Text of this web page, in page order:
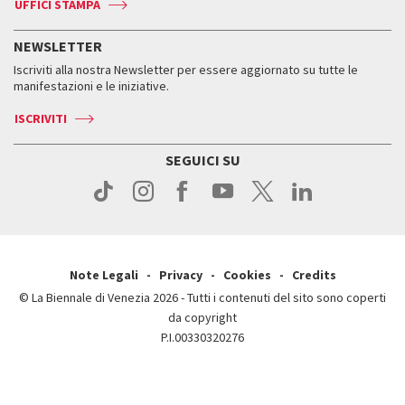
Press
Accrediti
Come raggiungerci
Come raggiungerci
Contatti
Press
Press
Orari e sedi
Biglietti
Servizi al pubblico
Come raggiungerci
Contatti
ASAC DATI
Storia
Orari e sedi
UFFICI STAMPA
NEWSLETTER
Iscriviti alla nostra Newsletter per essere aggiornato su tutte le
manifestazioni e le iniziative.
ISCRIVITI
SEGUICI SU
Note Legali Privacy Cookies
Credits
© La Biennale di Venezia 2026 - Tutti i contenuti del sito sono coperti
da copyright
P.I.00330320276